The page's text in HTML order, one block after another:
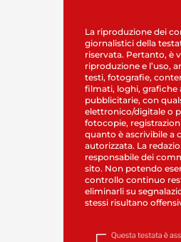
La riproduzione dei
giornalistici della
riservata. Pertanto, è
riproduzione e l’uso,
testi, fotografie,
filmati, loghi, grafiche
pubblicitarie, con
elettronico/digitale o
fotocopie,
quanto è ascrivibile a
autorizzata. La
responsabile dei
sito. Non potendo
controllo continuo
eliminarli su
stessi risultano